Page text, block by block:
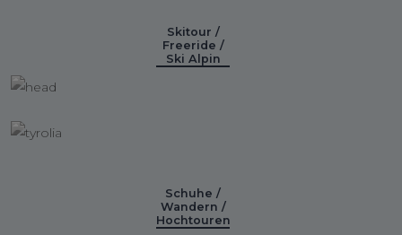
Skitour /
Freeride /
Ski Alpin
Schuhe /
Wandern /
Hochtouren